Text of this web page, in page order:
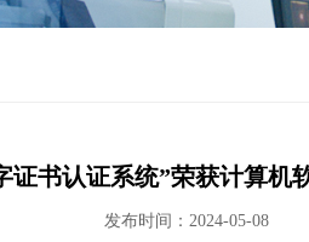
证书认证系统”荣获计算机
发布时间：2024-05-08